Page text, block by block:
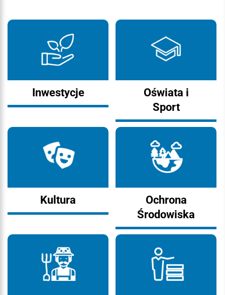
Inwestycje
Oświata i
Sport
Kultura
Ochrona
Środowiska